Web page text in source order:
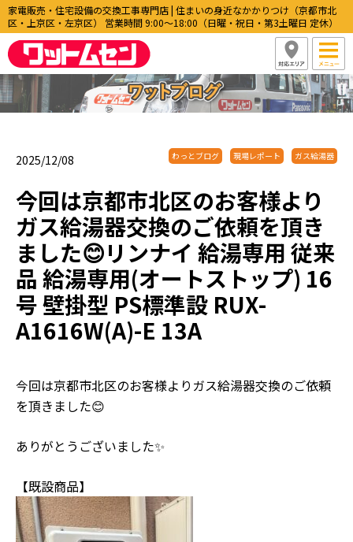
家電販売・住宅設備の交換工事専門店 | 住まいの身近なかかりつけ（京都市北
区・上京区・左京区） 営業時間 9:00〜18:00（日曜・祝日・第3土曜日 定休）
2025/12/08 わっとブログ 現場レポート ガス給湯器
今回は京都市北区のお客様より
ガス給湯器交換のご依頼を頂き
ました😊リンナイ 給湯専用 従来
品 給湯専用(オートストップ) 16
号 壁掛型 PS標準設 RUX-
A1616W(A)-E 13A
今回は京都市北区のお客様よりガス給湯器交換のご依頼
を頂きました😊
ありがとうございました✨
【既設商品】